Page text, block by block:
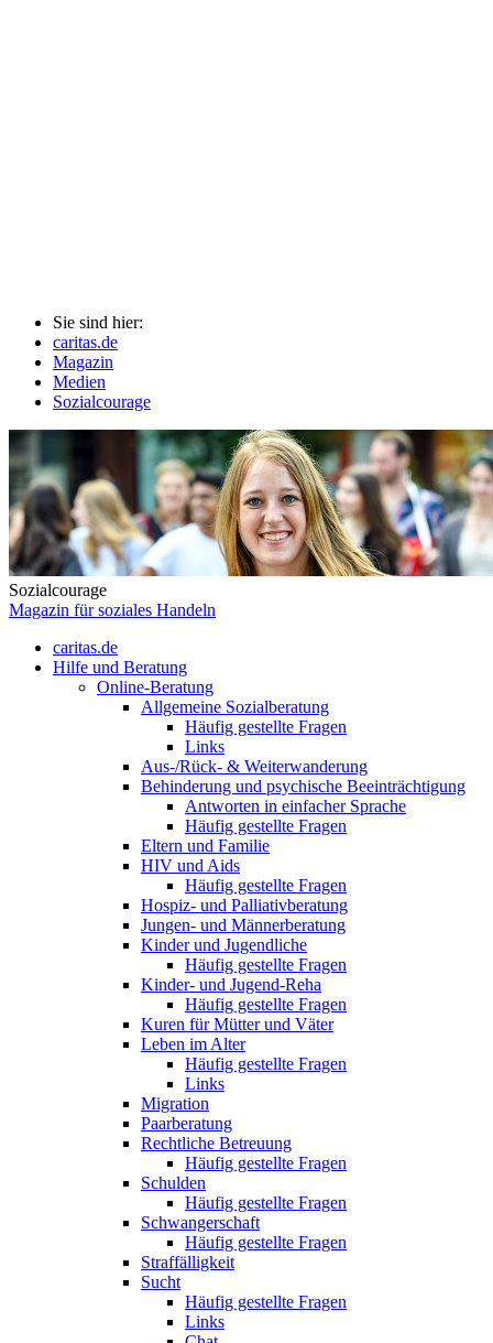
Sie sind hier:
caritas.de
Magazin
Medien
Sozialcourage
Sozialcourage
Magazin für soziales Handeln
caritas.de
Hilfe und Beratung
Online-Beratung
Allgemeine Sozialberatung
Häufig gestellte Fragen
Links
Aus-/Rück- & Weiterwanderung
Behinderung und psychische Beeinträchtigung
Antworten in einfacher Sprache
Häufig gestellte Fragen
Eltern und Familie
HIV und Aids
Häufig gestellte Fragen
Hospiz- und Palliativberatung
Jungen- und Männerberatung
Kinder und Jugendliche
Häufig gestellte Fragen
Kinder- und Jugend-Reha
Häufig gestellte Fragen
Kuren für Mütter und Väter
Leben im Alter
Häufig gestellte Fragen
Links
Migration
Paarberatung
Rechtliche Betreuung
Häufig gestellte Fragen
Schulden
Häufig gestellte Fragen
Schwangerschaft
Häufig gestellte Fragen
Straffälligkeit
Sucht
Häufig gestellte Fragen
Links